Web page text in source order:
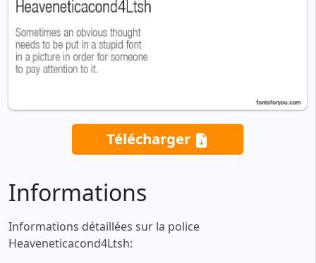
Télécharger
Informations
Informations détaillées sur la police
Heaveneticacond4Ltsh: